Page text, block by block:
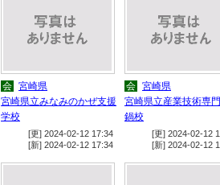
会 宮崎県
宮崎県立みなみのかぜ支援
学校
[更] 2024-02-12 17:34
[新] 2024-02-12 17:34
会 宮崎県
宮崎県立産業技術専
鍋校
[更] 2024-02-12
[新] 2024-02-12